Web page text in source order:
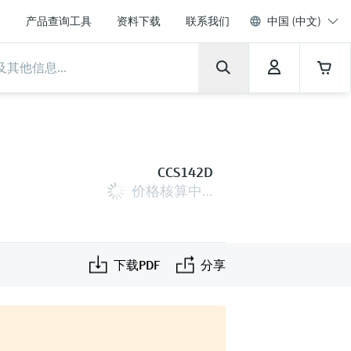
产品查询工具 资料下载 联系我们 中国 (中文)
CCS142D
价格核算中…
下载PDF 分享